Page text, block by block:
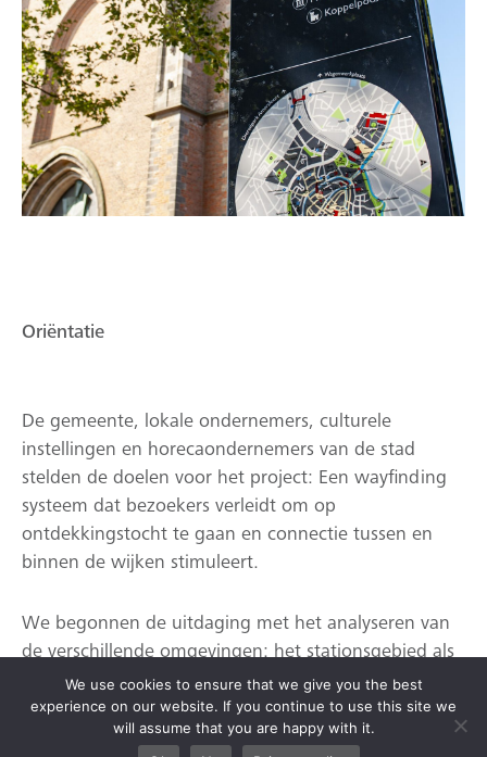
Oriëntatie
De gemeente, lokale ondernemers, culturele
instellingen en horecaondernemers van de stad
stelden de doelen voor het project: Een wayfinding
systeem dat bezoekers verleidt om op
ontdekkingstocht te gaan en connectie tussen en
binnen de wijken stimuleert.
We begonnen de uitdaging met het analyseren van
de verschillende omgevingen: het stationsgebied als
mobiliteitshub, het historische centrum waar cultuur
bloeit en het Eemkwartier, met een moderne,
energieke sfeer en uitstraling.
We use cookies to ensure that we give you the best
experience on our website. If you continue to use this site we
will assume that you are happy with it.